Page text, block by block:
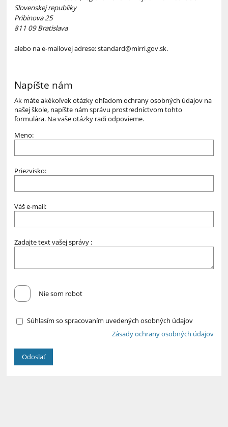
Slovenskej republiky
Pribinova 25
811 09 Bratislava
alebo na e-mailovej adrese: standard@mirri.gov.sk.
Napíšte nám
Ak máte akékoľvek otázky ohľadom ochrany osobných údajov na
našej škole, napíšte nám správu prostredníctvom tohto
formulára. Na vaše otázky radi odpovieme.
Meno:
Priezvisko:
Váš e-mail:
Zadajte text vašej správy :
Nie som robot
Súhlasím so spracovaním uvedených osobných údajov
Zásady ochrany osobných údajov